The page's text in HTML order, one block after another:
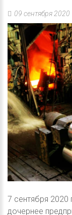
09 сентября 2020
7 сентября
дочернее